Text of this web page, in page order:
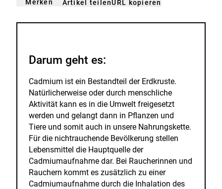
Merkengemerkt
der
hinzufügen.
Artikel teilenURL kopieren
Darum geht es:
Cadmium ist ein Bestandteil der Erdkruste.
Natürlicherweise oder durch menschliche
Aktivität kann es in die Umwelt freigesetzt
werden und gelangt dann in Pflanzen und
Tiere und somit auch in unsere Nahrungskette.
Für die nichtrauchende Bevölkerung stellen
Lebensmittel die Hauptquelle der
Cadmiumaufnahme dar. Bei Raucherinnen und
Rauchern kommt es zusätzlich zu einer
Cadmiumaufnahme durch die Inhalation des